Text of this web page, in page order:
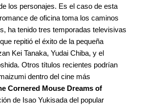
los personajes. Es el caso de esta
de oficina toma los caminos
ha tenido tres temporadas televisivas
repitió el éxito de la pequeña
Kei Tanaka, Yudai Chiba, y el
Otros títulos recientes podrían
dentro del cine más
Cornered Mouse Dreams of
de Isao Yukisada del popular